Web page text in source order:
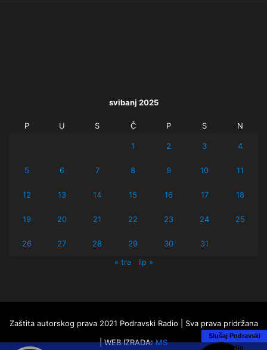
svibanj 2025
P U S Č P S N
1 2 3 4
5 6 7 8 9 10 11
12 13 14 15 16 17 18
19 20 21 22 23 24 25
26 27 28 29 30
31
« tra
lip »
Zaštita autorskog prava 2021 Podravski Radio | Sva prava pridržana
| WEB IZRADA:MS
Slušaj Podravski
Radio